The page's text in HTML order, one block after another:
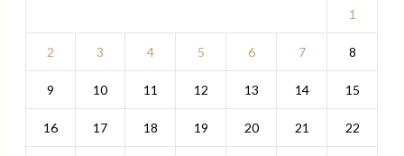
1
2 3 4 5 6 7 8
9 10 11 12 13 14 15
16 17 18 19 20 21 22